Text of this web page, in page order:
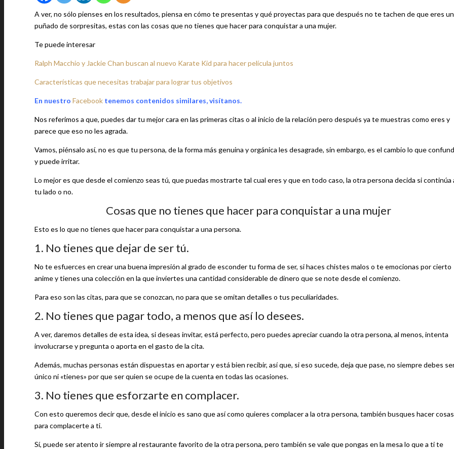
A ver, no sólo pienses en los resultados, piensa en cómo te presentas y qué proyectas para que después no te tachen de que eres un
puñado de sorpresitas, estas con las cosas que no tienes que hacer para conquistar a una mujer.
Te puede interesar
Ralph Macchio y Jackie Chan buscan al nuevo Karate Kid para hacer película juntos
Características que necesitas trabajar para lograr tus objetivos
En nuestro Facebook tenemos contenidos similares, visítanos.
Nos referimos a que, puedes dar tu mejor cara en las primeras citas o al inicio de la relación pero después ya te muestras como eres y
parece que eso no les agrada.
Vamos, piénsalo así, no es que tu persona, de la forma más genuina y orgánica les desagrade, sin embargo, es el cambio lo que
y puede irritar.
Lo mejor es que desde el comienzo seas tú, que puedas mostrarte tal cual eres y que en todo caso, la otra persona decida si continúa
tu lado o no.
Cosas que no tienes que hacer para conquistar a una mujer
Esto es lo que no tienes que hacer para conquistar a una persona.
1. No tienes que dejar de ser tú.
No te esfuerces en crear una buena impresión al grado de esconder tu forma de ser, si haces chistes malos o te emocionas por cierto
anime y tienes una colección en la que inviertes una cantidad considerable de dinero que se note desde el comienzo.
Para eso son las citas, para que se conozcan, no para que se omitan detalles o tus peculiaridades.
2. No tienes que pagar todo, a menos que así lo desees.
A ver, daremos detalles de esta idea, si deseas invitar, está perfecto, pero puedes apreciar cuando la otra persona, al menos, intenta
involucrarse y pregunta o aporta en el gasto de la cita.
Además, muchas personas están dispuestas en aportar y está bien recibir, así que, si eso sucede, deja que pase, no siempre debes
único ni «tienes» por que ser quien se ocupe de la cuenta en todas las ocasiones.
3. No tienes que esforzarte en complacer.
Con esto queremos decir que, desde el inicio es sano que así como quieres complacer a la otra persona, también busques hacer cosas
para complacerte a ti.
Sí, puede ser atento ir siempre al restaurante favorito de la otra persona, pero también se vale que pongas en la mesa lo que a ti te